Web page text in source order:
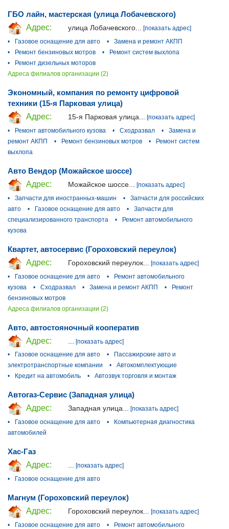
ГБО лайн, мастерская (улица Лобачевского)
Адрес:
улица Лобачевского... [показать адрес]
•
Газовое оснащение для авто •
Замена и ремонт АКПП
•
Ремонт бензиновых мотров •
Ремонт систем выхлопа
•
Ремонт дизельных моторов
Адреса филиалов организации (2)
Экономный, компания по ремонту цифровой
техники (15-я Парковая улица)
Адрес:
15-я Парковая улица... [показать адрес]
•
Ремонт автомобильного кузова • Сходразвал •
Замена и
ремонт АКПП
• Ремонт бензиновых мотров •
Ремонт систем
выхлопа
Авто Вендор (Можайское шоссе)
Адрес:
Можайское шоссе...
[показать адрес]
•
Запчасти для иностранных-машин •
Запчасти для российских
авто
• Газовое оснащение для авто •
Запчасти для
специализированного транспорта
•
Ремонт автомобильного
кузова
Квартет, автосервис (Гороховский переулок)
Адрес:
Гороховский переулок...
[показать адрес]
•
Газовое оснащение для авто •
Ремонт автомобильного
кузова
• Сходразвал • Замена и ремонт АКПП •
Ремонт
бензиновых мотров
Адреса филиалов организации (2)
Авто, автостояночный кооператив
Адрес:
[показать адрес]
•
Газовое оснащение для авто •
Пассажирские авто и
электротранспортные компании
•
Автокомплектующие
•
Кредит на автомобиль • Автозвук торговля и монтаж
Автогаз-Сервис (Западная улица)
Адрес:
Западная улица... [показать адрес]
•
Газовое оснащение для авто •
Компьютерная диагностика
автомобилей
Xac-Газ
Адрес:
[показать адрес]
•
Газовое оснащение для авто
Магнум (Гороховский переулок)
Адрес:
Гороховский переулок...
[показать адрес]
•
Газовое оснащение для авто •
Ремонт автомобильного